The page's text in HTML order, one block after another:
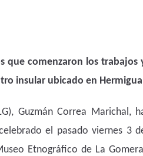
que comenzaron los trabajos
insular ubicado en Hermigua
Guzmán Correa Marichal,
el pasado viernes 3
Etnográfico de La